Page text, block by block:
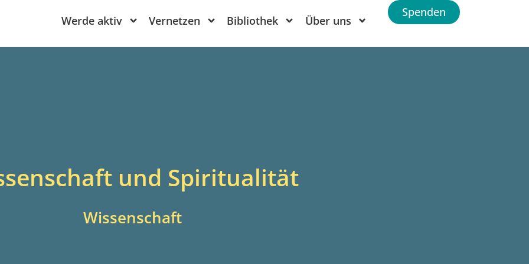
Werde aktiv Vernetzen Bibliothek Über uns
Spenden
und Spiritualität
Wissenschaft